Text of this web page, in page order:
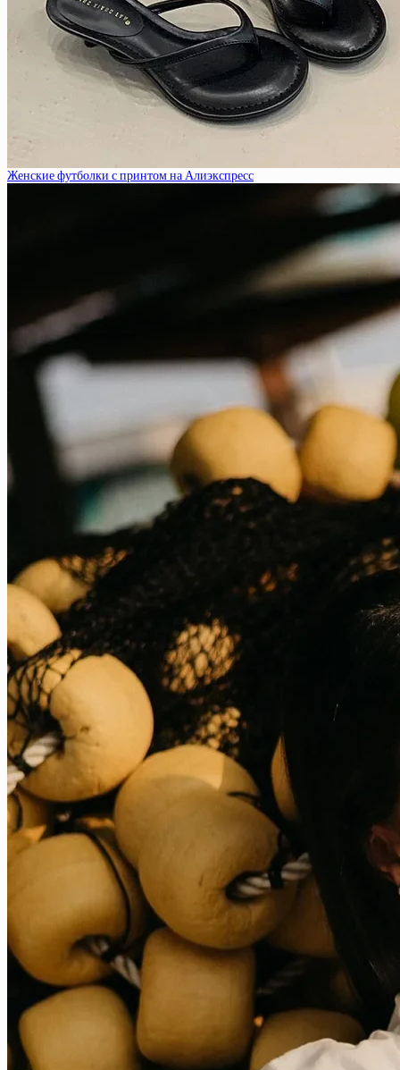
Женские футболки с принтом на Алиэкспресс